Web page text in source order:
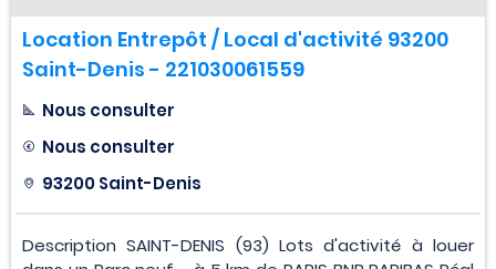
Location Entrepôt / Local d'activité 93200
Saint-Denis - 221030061559
Nous consulter
Nous consulter
93200 Saint-Denis
Description SAINT-DENIS (93) Lots d'activité à louer